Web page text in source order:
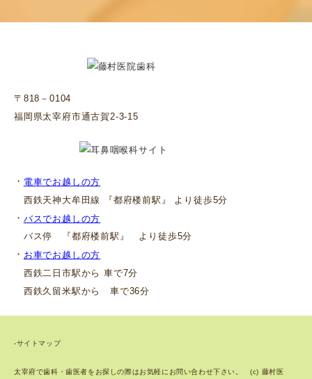
〒818－0104
福岡県太宰府市通古賀2-3-15
・ 電車でお越しの方
西鉄天神大牟田線 『都府楼前駅』 より徒歩5分
・ バスでお越しの方
バス停 『都府楼前駅』 より徒歩5分
・ お車でお越しの方
西鉄二日市駅から 車で7分
西鉄久留米駅から 車で36分
-サイトマップ
太宰府で歯科・歯医者をお探しの際はお気軽にお問い合わせ下さい。 (c) 藤村医